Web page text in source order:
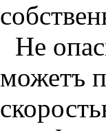
Не
можетъ